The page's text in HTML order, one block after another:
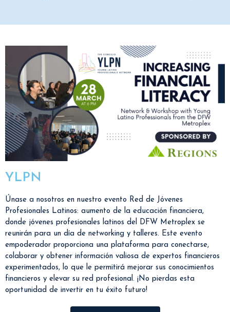
YLPN
Únase a nosotros en nuestro evento Red de Jóvenes
Profesionales Latinos: aumento de la educación financiera,
donde jóvenes profesionales latinos del DFW Metroplex se
reunirán para un día de networking y talleres. Este evento
empoderador proporciona una plataforma para conectarse,
colaborar y obtener información valiosa de expertos financieros
experimentados, lo que le permitirá mejorar sus conocimientos
financieros y elevar su red profesional. ¡No pierdas esta
oportunidad de invertir en tu éxito futuro!